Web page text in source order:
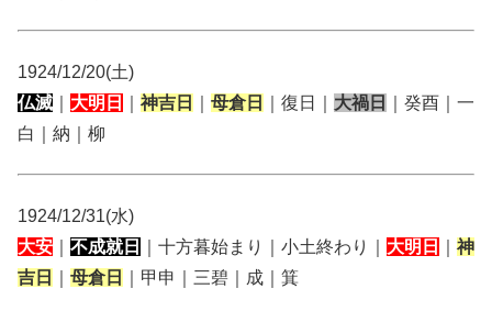
1924/12/20(土)
仏滅
大明日 神吉日 母倉日 ｜復日｜ 大禍日
｜癸酉｜一
白｜納｜柳
1924/12/31(水)
大安
不成就日 ｜十方暮始まり｜小土終わり｜ 大明日
神
吉日
母倉日 ｜甲申｜三碧｜成｜箕